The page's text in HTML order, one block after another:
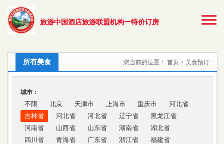
旅游中国酒店旅游联盟机构一特价订房
所有美食 您当前的位置： 首页 > 美食预订
城市：
不限 北京 天津市 上海市 重庆市
河北省
吉林省
河北省 河北省 辽宁省
黑龙江省
河南省
山西省 山东省 湖南省
湖北省
四川省
青海省 广东省 浙江省
福建省